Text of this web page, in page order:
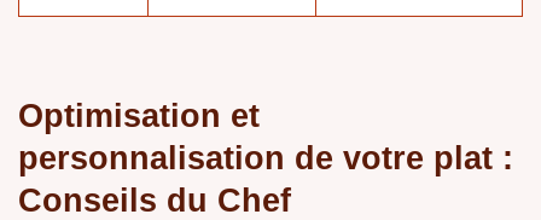
Optimisation et
personnalisation de votre plat :
Conseils du Chef